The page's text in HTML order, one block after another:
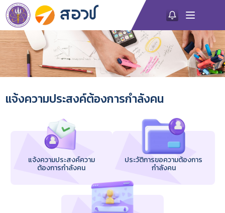
แจ้งความประสงค์ต้องการกำลังคน
แจ้งความประสงค์ความ
ต้องการกำลังคน
ประวัติการขอความต้องการ
กำลังคน